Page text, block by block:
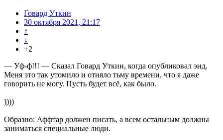
Говард Уткин
30 октября 2021, 21:17
↑
↓
+2
— Уф-ф!!! — Сказал Говард Уткин, когда опубликовал энд.
Меня это так утомило и отняло тьму времени, что я даже
говорить не могу. Пусть будет всё, как было.
))))
Образно: Аффтар должен писать, а всем остальным должны
заниматься специальные люди.